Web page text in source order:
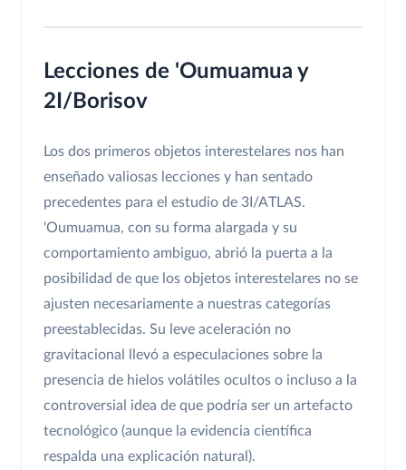
Lecciones de 'Oumuamua y
2I/Borisov
Los dos primeros objetos interestelares nos han
enseñado valiosas lecciones y han sentado
precedentes para el estudio de 3I/ATLAS.
'Oumuamua, con su forma alargada y su
comportamiento ambiguo, abrió la puerta a la
posibilidad de que los objetos interestelares no se
ajusten necesariamente a nuestras categorías
preestablecidas. Su leve aceleración no
gravitacional llevó a especulaciones sobre la
presencia de hielos volátiles ocultos o incluso a la
controversial idea de que podría ser un artefacto
tecnológico (aunque la evidencia científica
respalda una explicación natural).